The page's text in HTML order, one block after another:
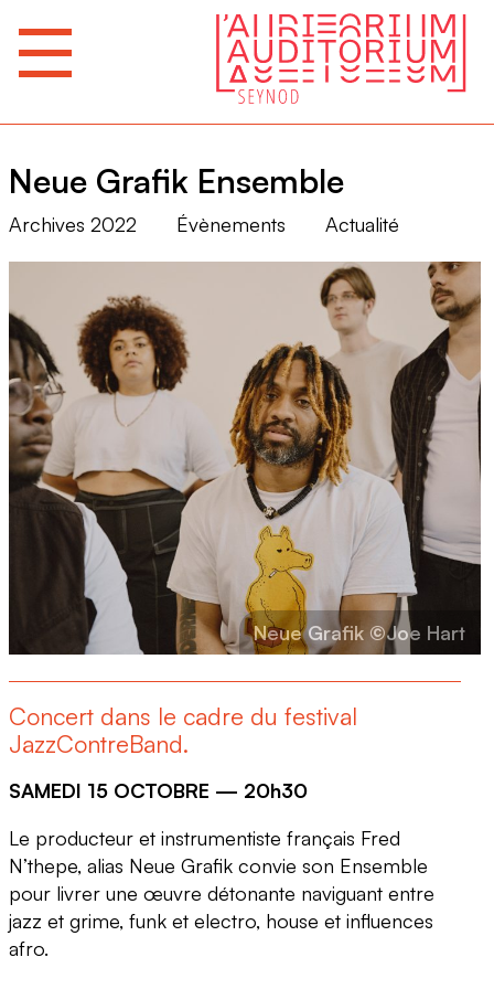
Neue Grafik Ensemble
Archives 2022 Évènements Actualité
Neue Grafik ©Joe Hart
Concert dans le cadre du festival
JazzContreBand.
SAMEDI 15 OCTOBRE — 20h30
Le producteur et instrumentiste français Fred
N’thepe, alias Neue Grafik convie son Ensemble
pour livrer une œuvre détonante naviguant entre
jazz et grime, funk et electro, house et influences
afro.